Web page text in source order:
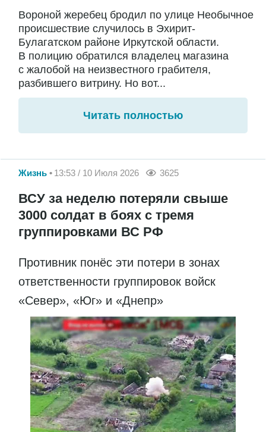
Вороной жеребец бродил по улице Необычное
происшествие случилось в Эхирит-
Булагатском районе Иркутской области.
В полицию обратился владелец магазина
с жалобой на неизвестного грабителя,
разбившего витрину. Но вот...
Читать полностью
Жизнь 13:53 / 10 Июля 2026 3625
ВСУ за неделю потеряли свыше
3000 солдат в боях с тремя
группировками ВС РФ
Противник понёс эти потери в зонах
ответственности группировок войск
«Север», «Юг» и «Днепр»